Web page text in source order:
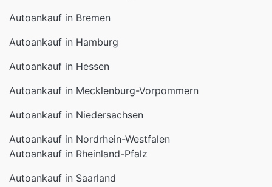
Autoankauf in Bremen
Autoankauf in Hamburg
Autoankauf in Hessen
Autoankauf in Mecklenburg-Vorpommern
Autoankauf in Niedersachsen
Autoankauf in Nordrhein-Westfalen
Autoankauf in Rheinland-Pfalz
Autoankauf in Saarland